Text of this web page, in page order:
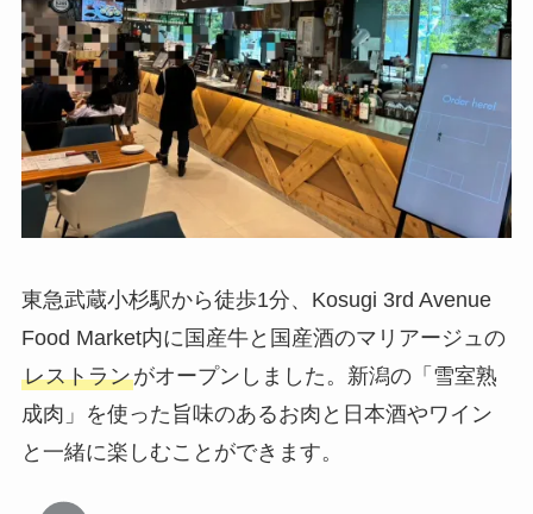
東急武蔵小杉駅から徒歩1分、Kosugi 3rd Avenue
Food Market内に国産牛と国産酒のマリアージュの
レストランがオープンしました。新潟の「雪室熟
成肉」を使った旨味のあるお肉と日本酒やワイン
と一緒に楽しむことができます。